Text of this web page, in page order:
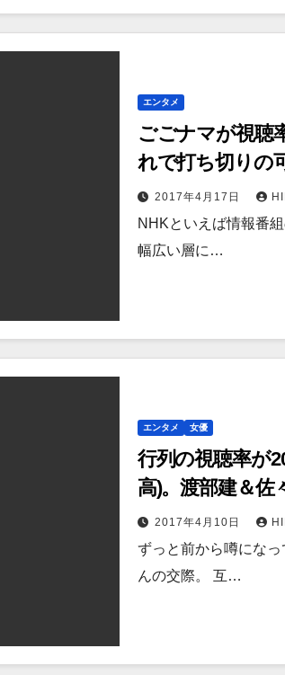
エンタメ
ごごナマが視聴
れで打ち切りの
2017年4月17日
NHKといえば情報番
幅広い層に…
エンタメ 女優
行列の視聴率が
高)。渡部建＆佐
2017年4月10日
ずっと前から噂にな
んの交際。 互…